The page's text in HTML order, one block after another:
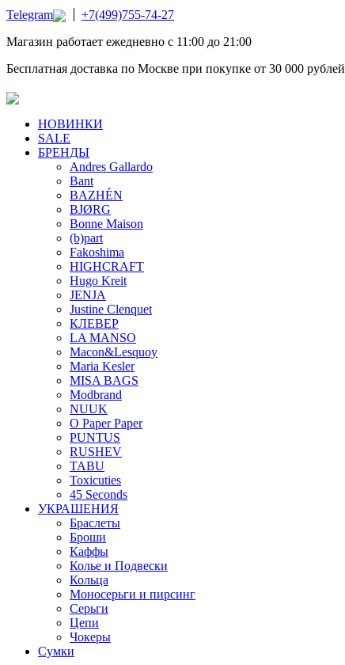
Telegram
+7(499)755-74-27
Магазин работает ежедневно с 11:00 до 21:00
Бесплатная доставка по Москве при покупке от 30 000 рублей
НОВИНКИ
SALE
БРЕНДЫ
Andres Gallardo
Bant
BAZHÉN
BJØRG
Bonne Maison
(b)part
Fakoshima
HIGHCRAFT
Hugo Kreit
JENJA
Justine Clenquet
КЛЕВЕР
LA MANSO
Macon&Lesquoy
Maria Kesler
MISA BAGS
Modbrand
NUUK
O Paper Paper
PUNTUS
RUSHEV
TABU
Toxicuties
45 Seconds
УКРАШЕНИЯ
Браслеты
Броши
Каффы
Колье и Подвески
Кольца
Моносерьги и пирсинг
Серьги
Цепи
Чокеры
Сумки